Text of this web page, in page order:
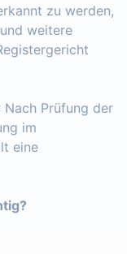
zu werden,
weitere
Nach Prüfung der
im
eine